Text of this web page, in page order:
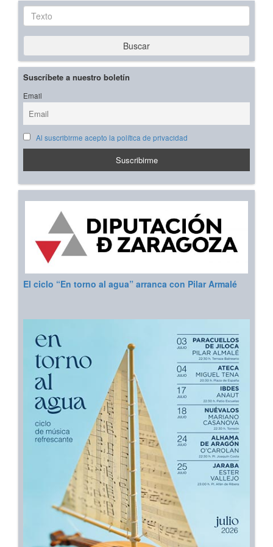
Texto
Buscar
Suscríbete a nuestro boletín
Email
Al suscribirme acepto la política de privacidad
El ciclo “En torno al agua” arranca con Pilar Armalé